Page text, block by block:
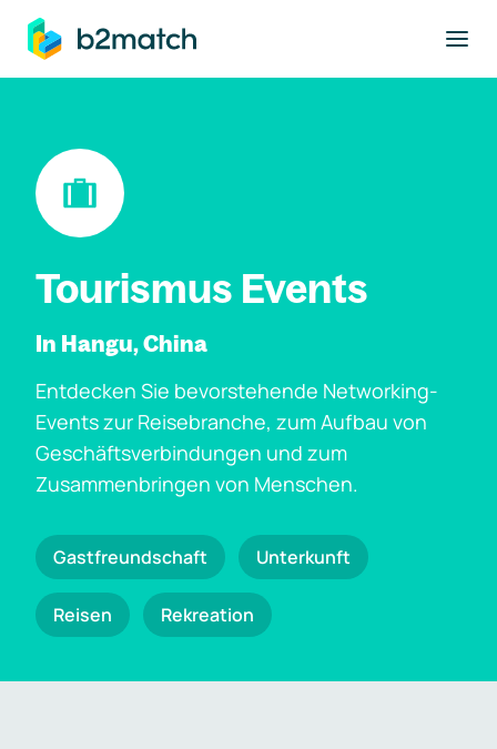
springen
Tourismus Events
In Hangu, China
Entdecken Sie bevorstehende Networking-
Events zur Reisebranche, zum Aufbau von
Geschäftsverbindungen und zum
Zusammenbringen von Menschen.
Gastfreundschaft Unterkunft
Reisen Rekreation